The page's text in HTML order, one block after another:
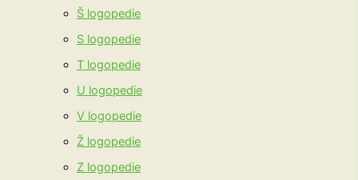
Š logopedie
S logopedie
T logopedie
U logopedie
V logopedie
Ž logopedie
Z logopedie